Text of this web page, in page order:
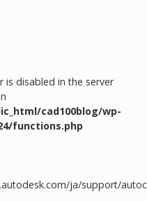
is disabled in the server
cad100blog/wp-
functions.php
ja/support/